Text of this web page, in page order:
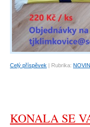
Celý příspěvek Rubrika:
KONALA SE